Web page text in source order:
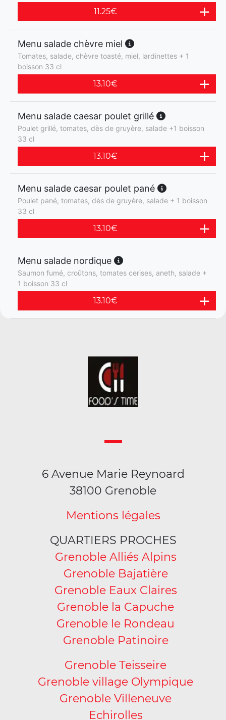
11.25€
Menu salade chèvre miel
Tomates, salade, chèvre toasté, miel, lardinettes + 1
boisson 33 cl
13.10€
Menu salade caesar poulet grillé
Poulet grillé, tomates, dès de gruyère, salade +1 boisson
33 cl
13.10€
Menu salade caesar poulet pané
Poulet pané, tomates, dès de gruyère, salade + 1 boisson
33 cl
13.10€
Menu salade nordique
Saumon fumé, croûtons, tomates cerises, aneth, salade +
1 boisson 33 cl
13.10€
6 Avenue Marie Reynoard
38100 Grenoble
Mentions légales
QUARTIERS PROCHES
Grenoble Alliés Alpins
Grenoble Bajatière
Grenoble Eaux Claires
Grenoble la Capuche
Grenoble le Rondeau
Grenoble Patinoire
Grenoble Teisseire
Grenoble village Olympique
Grenoble Villeneuve
Echirolles